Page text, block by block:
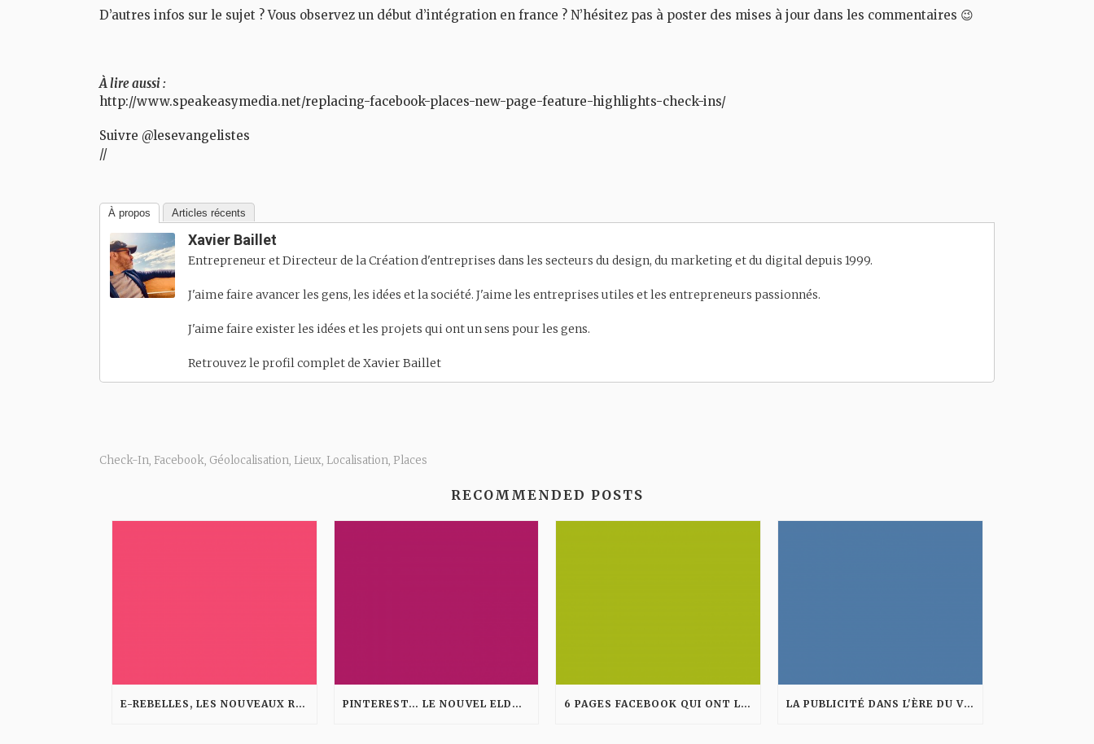
D’autres infos sur le sujet ? Vous observez un début d’intégration en france ? N’hésitez pas à poster des mises à jour dans les commentaires 😉
À lire aussi :
http://www.speakeasymedia.net/replacing-facebook-places-new-page-feature-highlights-check-ins/
Suivre @lesevangelistes
//
À propos Articles récents
Xavier Baillet
Entrepreneur et Directeur de la Création d'entreprises dans les secteurs du design, du marketing et du digital depuis 1999.
J'aime faire avancer les gens, les idées et la société. J'aime les entreprises utiles et les entrepreneurs passionnés.
J'aime faire exister les idées et les projets qui ont un sens pour les gens.
Retrouvez le profil complet de Xavier Baillet
Check-In Facebook Géolocalisation Lieux Localisation Places
RECOMMENDED POSTS
E-REBELLES, LES NOUVEAUX RÉVOLUTIONNAIRES PINTEREST… LE NOUVEL ELDORADO DES MARQUES ? 6 PAGES FACEBOOK QUI ONT LE SENS DE L'ACCUEIL LA PUBLICITÉ DANS L'ÈRE DU VINTAGE